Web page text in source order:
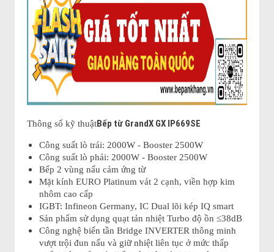
Thông số kỹ thuậtBếp từ GrandX GX IP669SE
Công suất lò trái: 2000W - Booster 2500W
Công suất lò phải: 2000W - Booster 2500W
Bếp 2 vùng nấu cảm ứng từ
Mặt kính EURO Platinum vát 2 cạnh, viền hợp kim
nhôm cao cấp
IGBT: Infineon Germany, IC Dual lõi kép IQ smart
Sản phẩm sử dụng quạt tản nhiệt Turbo độ ồn ≤38dB
Công nghệ biến tần Bridge INVERTER thông minh
vượt trội đun nấu và giữ nhiệt liên tục ở mức thấp